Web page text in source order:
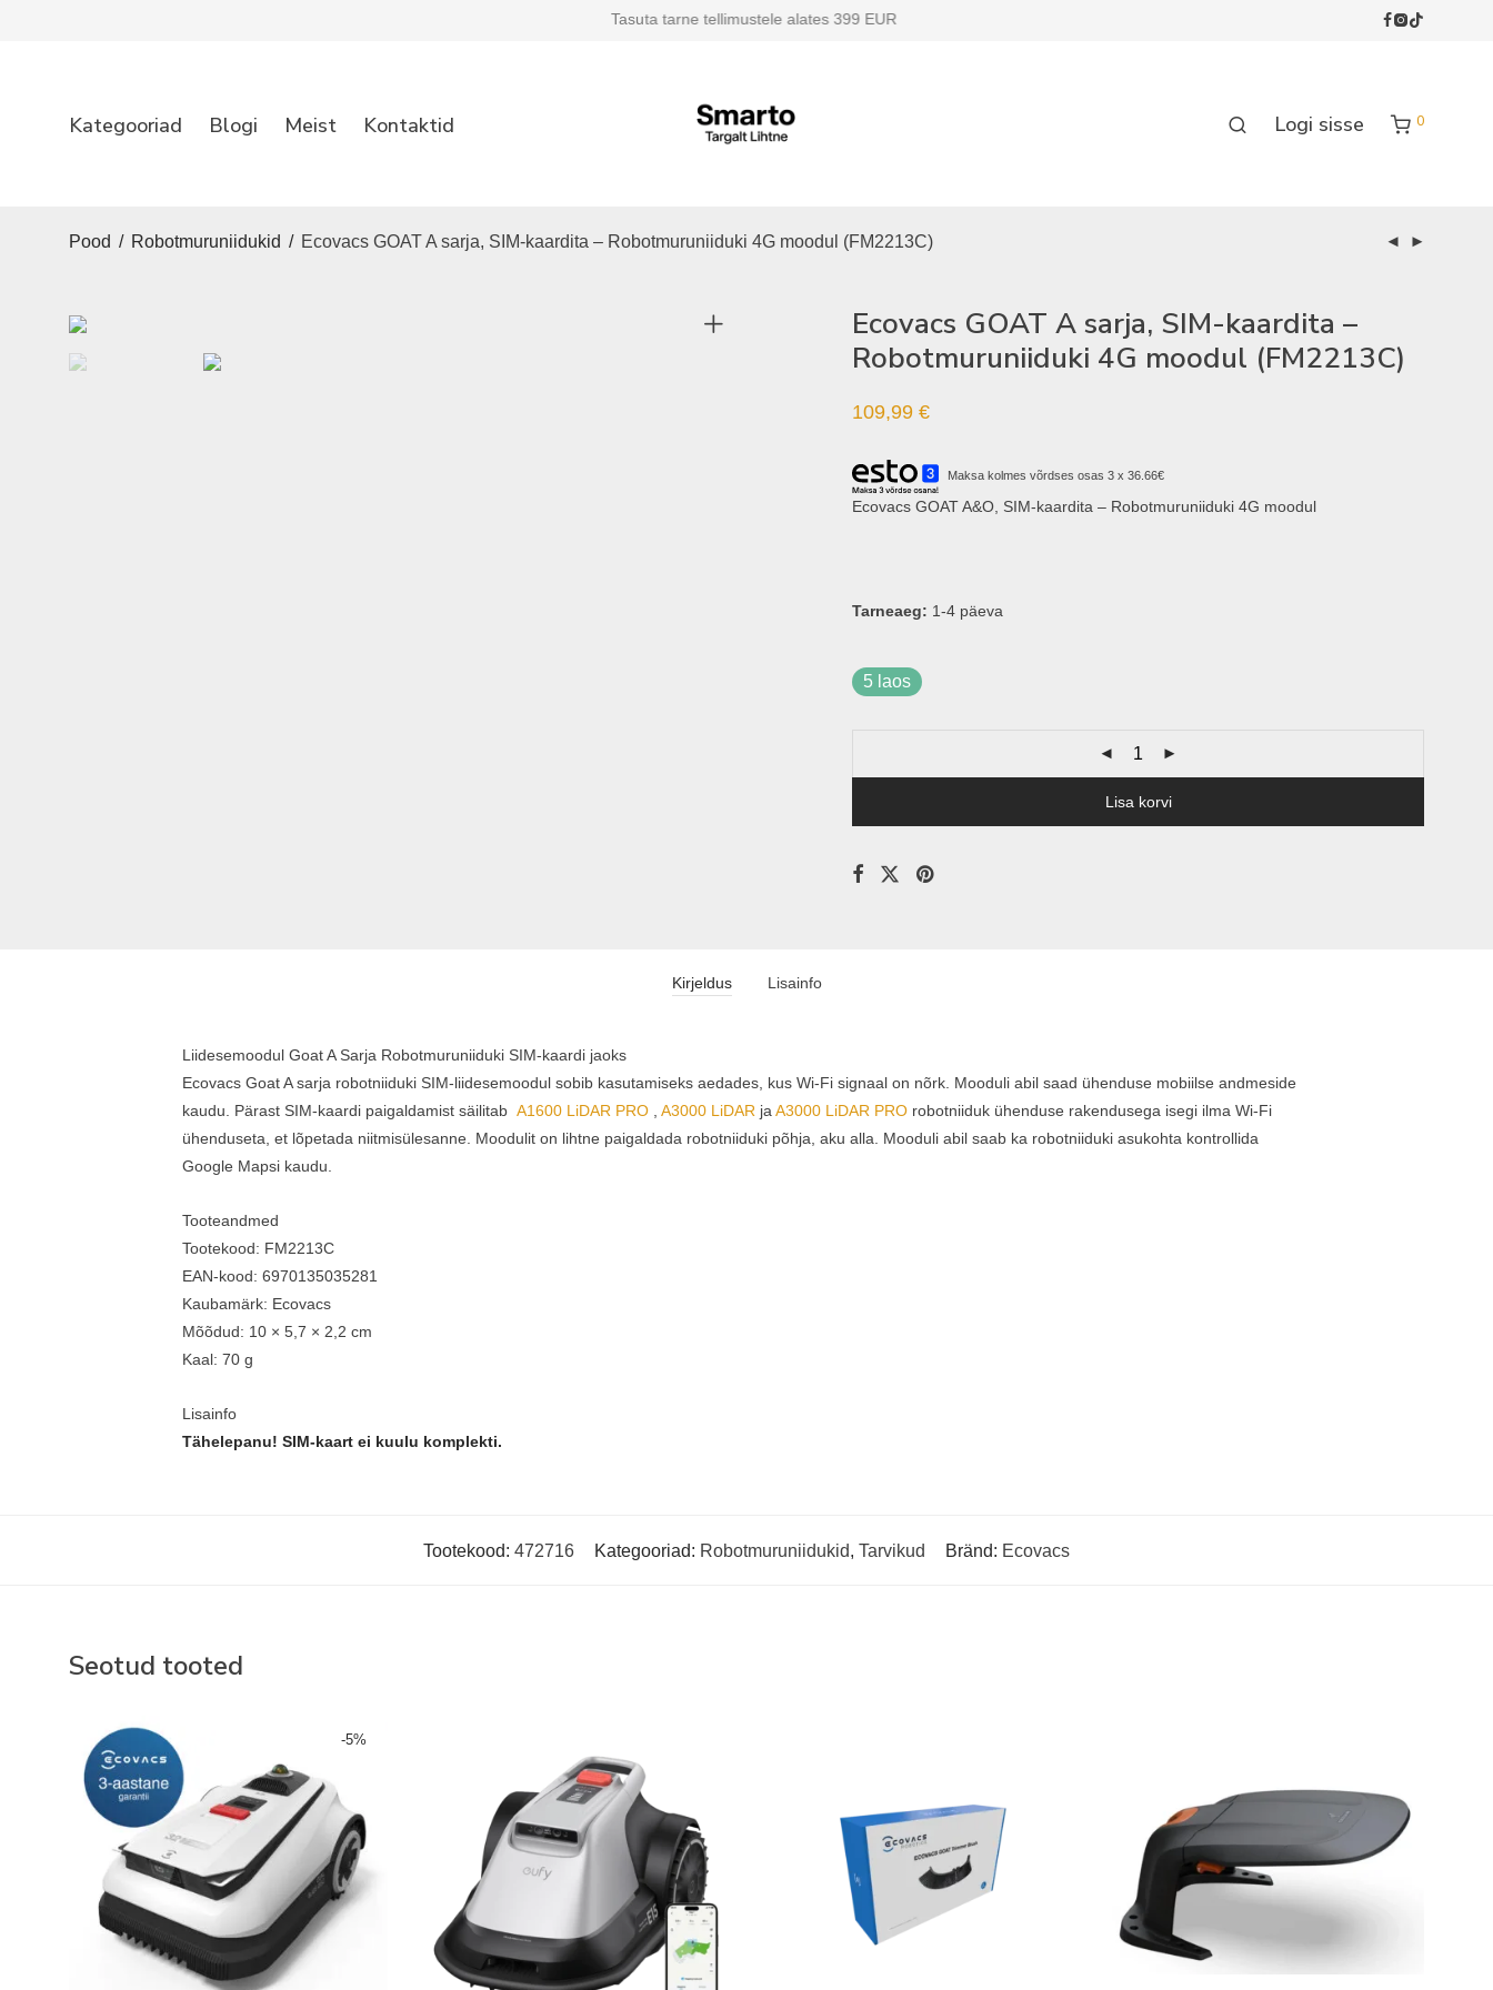
Tasuta tarne tellimustele alates 399 EUR
Kategooriad Blogi Meist Kontaktid Logi sisse 0
Pood / Robotmuruniidukid / Ecovacs GOAT A sarja, SIM-kaardita – Robotmuruniiduki 4G moodul (FM2213C)
Ecovacs GOAT A sarja, SIM-kaardita –
Robotmuruniiduki 4G moodul (FM2213C)
109,99 €
Maksa kolmes võrdses osas 3 x 36.66€
Ecovacs GOAT A&O, SIM-kaardita – Robotmuruniiduki 4G moodul
Tarneaeg: 1-4 päeva
5 laos
Lisa korvi
Kirjeldus Lisainfo
Liidesemoodul Goat A Sarja Robotmuruniiduki SIM-kaardi jaoks
Ecovacs Goat A sarja robotniiduki SIM-liidesemoodul sobib kasutamiseks aedades, kus Wi-Fi signaal on nõrk. Mooduli abil saad ühenduse mobiilse andmeside
kaudu. Pärast SIM-kaardi paigaldamist säilitab A1600 LiDAR PRO A3000 LiDAR ja A3000 LiDAR PRO robotniiduk ühenduse rakendusega isegi ilma Wi-Fi
ühenduseta, et lõpetada niitmisülesanne. Moodulit on lihtne paigaldada robotniiduki põhja, aku alla. Mooduli abil saab ka robotniiduki asukohta kontrollida
Google Mapsi kaudu.
Tooteandmed
Tootekood: FM2213C
EAN-kood: 6970135035281
Kaubamärk: Ecovacs
Mõõdud: 10 × 5,7 × 2,2 cm
Kaal: 70 g
Lisainfo
Tähelepanu! SIM-kaart ei kuulu komplekti.
Tootekood: 472716 Kategooriad: Robotmuruniidukid, Tarvikud Bränd: Ecovacs
Seotud tooted
-5%